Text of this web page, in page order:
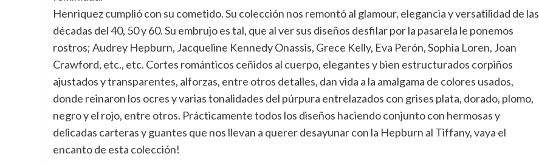
Henriquez cumplió con su cometido. Su colección nos remontó al glamour, elegancia y versatilidad de las
décadas del 40, 50 y 60. Su embrujo es tal, que al ver sus diseños desfilar por la pasarela le ponemos
rostros; Audrey Hepburn, Jacqueline Kennedy Onassis, Grece Kelly, Eva Perón, Sophia Loren, Joan
Crawford, etc., etc. Cortes románticos ceñidos al cuerpo, elegantes y bien estructurados corpiños
ajustados y transparentes, alforzas, entre otros detalles, dan vida a la amalgama de colores usados,
donde reinaron los ocres y varias tonalidades del púrpura entrelazados con grises plata, dorado, plomo,
negro y el rojo, entre otros. Prácticamente todos los diseños haciendo conjunto con hermosas y
delicadas carteras y guantes que nos llevan a querer desayunar con la Hepburn al Tiffany, vaya el
encanto de esta colección!